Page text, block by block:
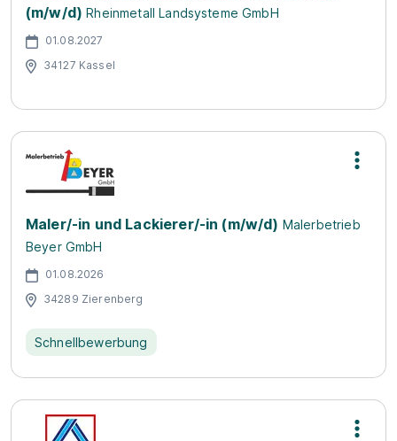
(m/w/d) Rheinmetall Landsysteme GmbH
01.08.2027
34127 Kassel
Maler/-in und Lackierer/-in (m/w/d) Malerbetrieb
Beyer GmbH
01.08.2026
34289 Zierenberg
Schnellbewerbung